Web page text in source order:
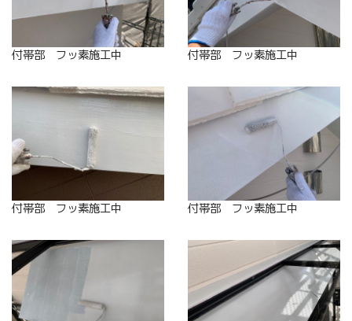
付帯部 フッ素施工中 付帯部 フッ素施工中
付帯部 フッ素施工中 付帯部 フッ素施工中